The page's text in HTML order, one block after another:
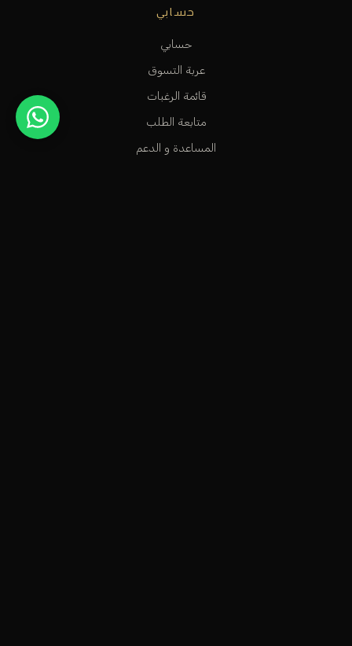
حسابي
حسابي
عربة التسوق
قائمة الرغبات
متابعة الطلب
المساعدة و الدعم